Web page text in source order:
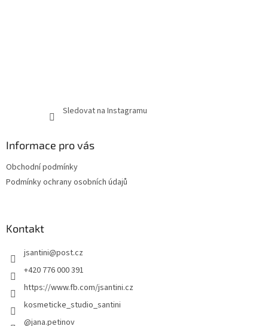
Sledovat na Instagramu
Informace pro vás
Obchodní podmínky
Podmínky ochrany osobních údajů
Kontakt
jsantini@post.cz
+420 776 000 391
https://www.fb.com/jsantini.cz
kosmeticke_studio_santini
@jana.petinov